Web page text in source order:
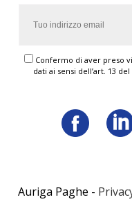
Confermo di aver preso
dati ai sensi dell’art. 13
Auriga Paghe -